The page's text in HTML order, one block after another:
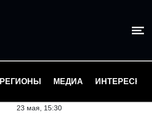
РЕГИОНЫ МЕДИА ИНТЕРЕСНОЕ
23 мая, 15:30